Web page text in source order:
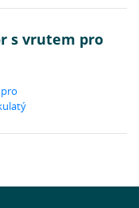
s vrutem pro